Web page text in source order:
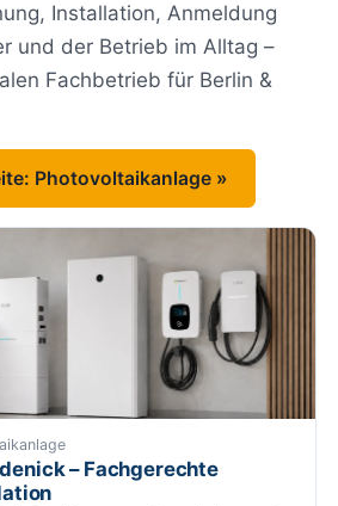
Installation, Anmeldung
und der Betrieb im Alltag –
Fachbetrieb für Berlin &
Photovoltaikanlage »
– Fachgerechte